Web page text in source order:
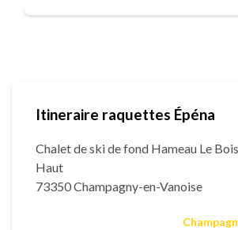
Itineraire raquettes Épéna
Chalet de ski de fond Hameau Le
Haut
73350 Champagny-en-Vanoise